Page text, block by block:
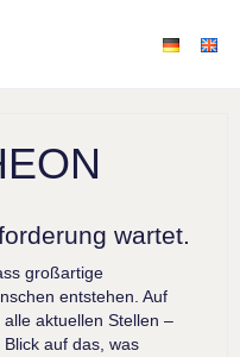
wartet.
großartige
entstehen. Auf
aktuellen Stellen –
auf das, was